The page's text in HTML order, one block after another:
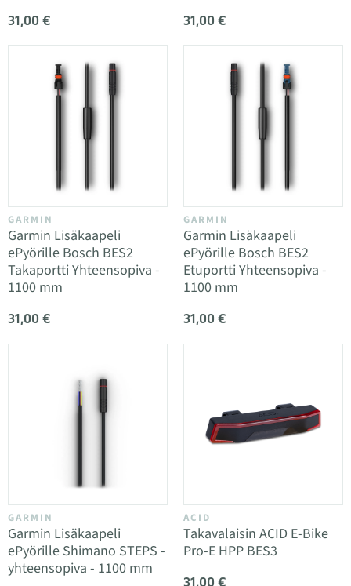
31,00 € 31,00 €
GARMIN
Garmin Lisäkaapeli
ePyörille Bosch BES2
Takaportti Yhteensopiva -
1100 mm
31,00 €
GARMIN
Garmin Lisäkaapeli
ePyörille Bosch BES2
Etuportti Yhteensopiva -
1100 mm
31,00 €
GARMIN
Garmin Lisäkaapeli
ePyörille Shimano STEPS -
yhteensopiva - 1100 mm
ACID
Takavalaisin ACID E-Bike
Pro-E HPP BES3
31,00 €